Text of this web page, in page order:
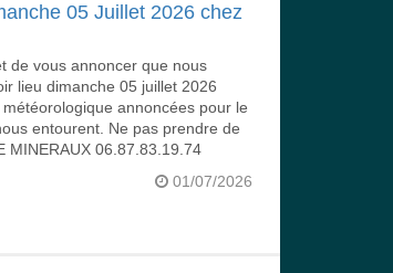
05 Juillet 2026 chez
de vous annoncer que nous
lieu dimanche 05 juillet 2026
annoncées pour le
entourent. Ne pas prendre de
MINERAUX 06.87.83.19.74
01/07/2026